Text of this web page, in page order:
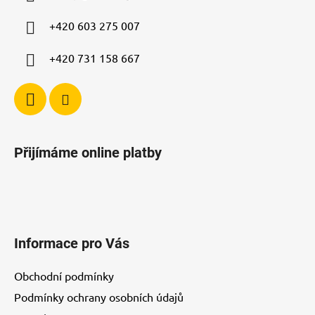
+420 603 275 007
+420 731 158 667
Přijímáme online platby
Informace pro Vás
Obchodní podmínky
Podmínky ochrany osobních údajů